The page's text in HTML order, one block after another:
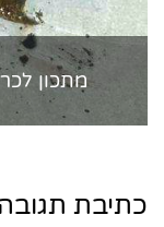
מתכון
כתיבת